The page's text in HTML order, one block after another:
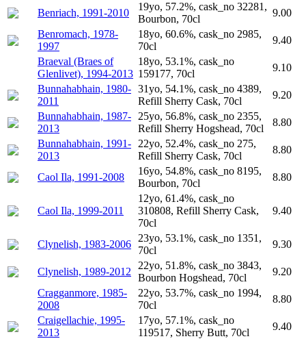
Benriach, 1991-2010
19yo, 57.2%, cask_no 32281,
Bourbon, 70cl
9.00
Benromach, 1978-
1997
18yo, 60.6%, cask_no 2985,
70cl
9.40
Braeval (Braes of
Glenlivet), 1994-2013
18yo, 53.1%, cask_no
159177, 70cl
9.10
Bunnahabhain, 1980-
2011
31yo, 54.1%, cask_no 4389,
Refill Sherry Cask, 70cl
9.20
Bunnahabhain, 1987-
2013
25yo, 56.8%, cask_no 2355,
Refill Sherry Hogshead, 70cl
8.80
Bunnahabhain, 1991-
2013
22yo, 52.4%, cask_no 275,
Refill Sherry Cask, 70cl
8.80
Caol Ila, 1991-2008
16yo, 54.8%, cask_no 8195,
Bourbon, 70cl
8.80
Caol Ila, 1999-2011
12yo, 61.4%, cask_no
310808, Refill Sherry Cask,
70cl
9.40
Clynelish, 1983-2006
23yo, 53.1%, cask_no 1351,
70cl
9.30
Clynelish, 1989-2012
22yo, 51.8%, cask_no 3843,
Bourbon Hogshead, 70cl
9.20
Cragganmore, 1985-
2008
22yo, 53.7%, cask_no 1994,
70cl
8.80
Craigellachie, 1995-
2013
17yo, 57.1%, cask_no
119517, Sherry Butt, 70cl
9.40